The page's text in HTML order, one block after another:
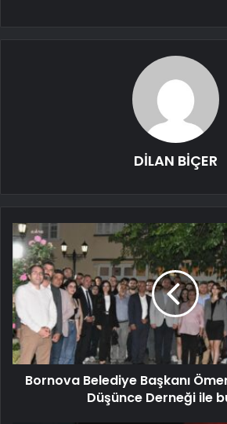
DİLAN BİÇER
Bornova Belediye Başkanı
Düşünce Derneği ile